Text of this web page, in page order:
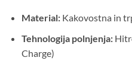
Material:Kakovostna in
Tehnologija polnjenja:
Charge)